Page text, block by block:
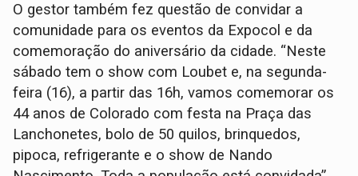
O gestor também fez questão de convidar a
comunidade para os eventos da Expocol e da
comemoração do aniversário da cidade. “Neste
sábado tem o show com Loubet e, na segunda-
feira (16), a partir das 16h, vamos comemorar os
44 anos de Colorado com festa na Praça das
Lanchonetes, bolo de 50 quilos, brinquedos,
pipoca, refrigerante e o show de Nando